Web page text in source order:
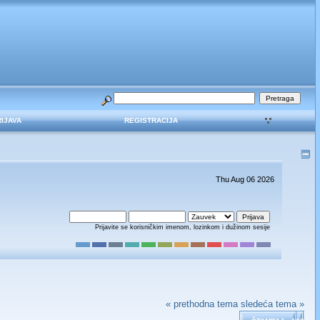
REGISTRACIJA
Thu Aug 06 2026
Prijavite se korisničkim imenom, lozinkom i dužinom sesije
« prethodna tema sledeća tema »